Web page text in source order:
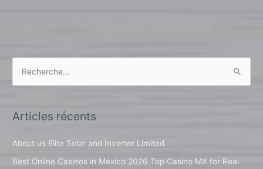
hArticles récents
About us Elite Solar and Inverter Limited
Best Online Casinos in Mexico 2026 Top Casino MX for Real